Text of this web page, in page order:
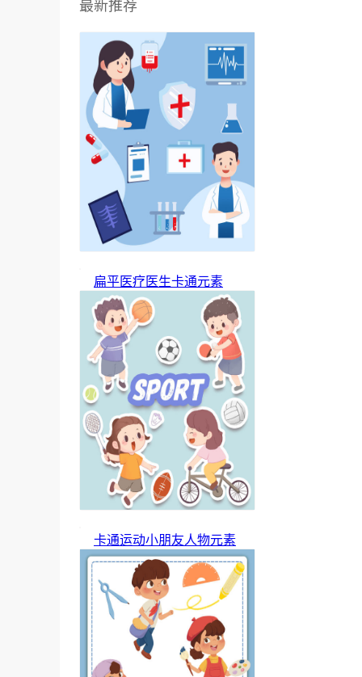
最新推荐
扁平医疗医生卡通元素
卡通运动小朋友人物元素